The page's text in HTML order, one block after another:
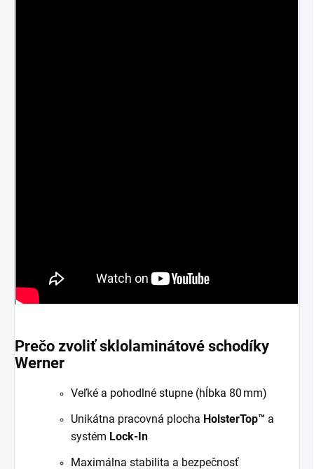
Prečo zvoliť sklolaminátové schodíky
Werner
Veľké a pohodlné stupne (hĺbka 80 mm)
Unikátna pracovná plocha HolsterTop™ a
systém Lock-In
Maximálna stabilita a bezpečnosť